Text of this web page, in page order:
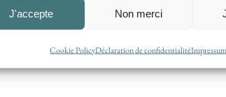
J'accepte Non merci
Cookie PolicyDéclaration de confidentialitéImpressum
sur des dates proposées par